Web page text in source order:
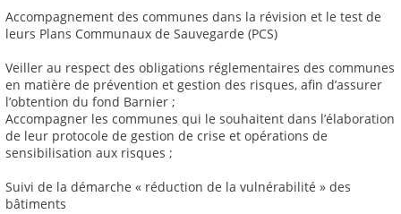
Accompagnement des communes dans la révision et le test de
leurs Plans Communaux de Sauvegarde (PCS)
Veiller au respect des obligations réglementaires des communes
en matière de prévention et gestion des risques, afin d’assurer
l’obtention du fond Barnier ;
Accompagner les communes qui le souhaitent dans l’élaboration
de leur protocole de gestion de crise et opérations de
sensibilisation aux risques ;
Suivi de la démarche « réduction de la vulnérabilité » des
bâtiments